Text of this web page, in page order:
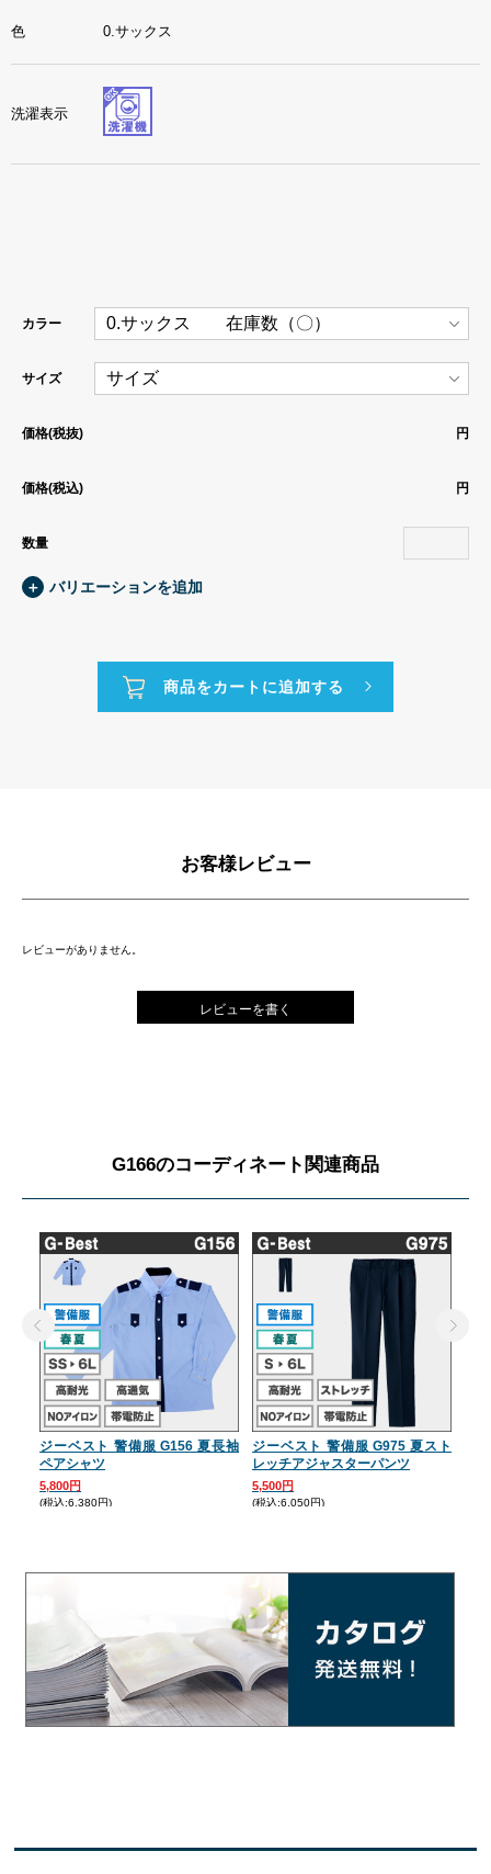
色 0.サックス
洗濯表示
カラー
サイズ
価格(税抜) 円
価格(税込) 円
数量
＋ バリエーションを追加
お客様レビュー
レビューがありません。
レビューを書く
G166のコーディネート関連商品
ジーベスト 警備服 G156 夏長袖
ペアシャツ
5,800円
(税込:6,380円)
ジーベスト 警備服 G975 夏スト
レッチアジャスターパンツ
5,500円
(税込:6,050円)